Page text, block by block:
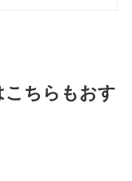
こちらもおす